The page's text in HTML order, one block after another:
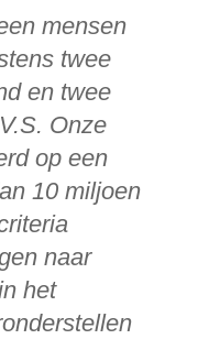
mensen
twee
en twee
Onze
op een
10 miljoen
naar
het